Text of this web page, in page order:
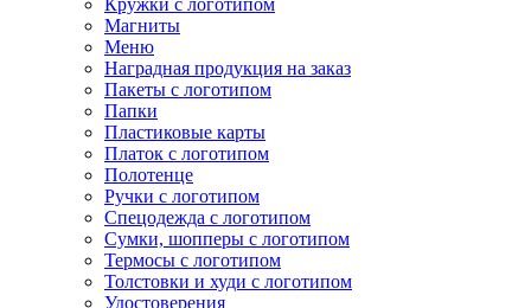
Кружки с логотипом
Магниты
Меню
Наградная продукция на заказ
Пакеты с логотипом
Папки
Пластиковые карты
Платок с логотипом
Полотенце
Ручки с логотипом
Спецодежда с логотипом
Сумки, шопперы с логотипом
Термосы с логотипом
Толстовки и худи с логотипом
Удостоверения